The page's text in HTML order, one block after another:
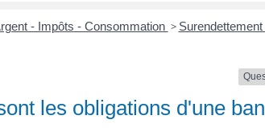
- Impôts - Consommation > Surendettement
les obligations d'une